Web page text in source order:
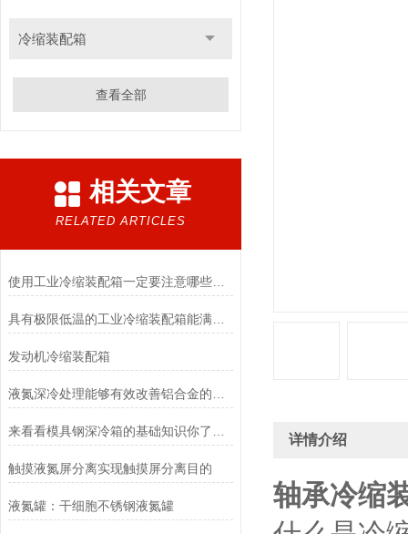
冷缩装配箱
查看全部
相关文章
RELATED ARTICLES
使用工业冷缩装配箱一定要注意哪些事情
具有极限低温的工业冷缩装配箱能满足冷装配工艺的温度要求
发动机冷缩装配箱
触摸液氮屏分离实现触摸屏分离目的
液氮罐：干细胞不锈钢液氮罐
详情介绍
轴承冷缩